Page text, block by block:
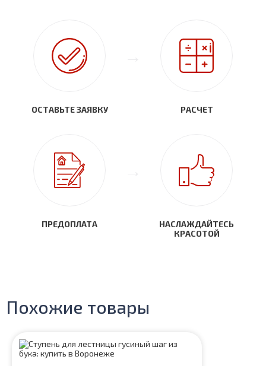
ОСТАВЬТЕ ЗАЯВКУ РАСЧЕТ
ПРЕДОПЛАТА
НАСЛАЖДАЙТЕСЬ
КРАСОТОЙ
Похожие товары